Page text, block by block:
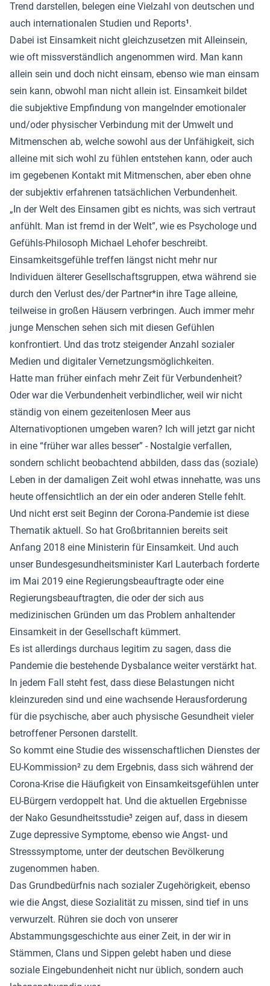
Trend darstellen, belegen eine Vielzahl von deutschen und
auch internationalen Studien und Reports¹.
Dabei ist Einsamkeit nicht gleichzusetzen mit Alleinsein,
wie oft missverständlich angenommen wird. Man kann
allein sein und doch nicht einsam, ebenso wie man einsam
sein kann, obwohl man nicht allein ist. Einsamkeit bildet
die subjektive Empfindung von mangelnder emotionaler
und/oder physischer Verbindung mit der Umwelt und
Mitmenschen ab, welche sowohl aus der Unfähigkeit, sich
alleine mit sich wohl zu fühlen entstehen kann, oder auch
im gegebenen Kontakt mit Mitmenschen, aber eben ohne
der subjektiv erfahrenen tatsächlichen Verbundenheit.
„In der Welt des Einsamen gibt es nichts, was sich vertraut
anfühlt. Man ist fremd in der Welt”, wie es Psychologe und
Gefühls-Philosoph Michael Lehofer beschreibt.
Einsamkeitsgefühle treffen längst nicht mehr nur
Individuen älterer Gesellschaftsgruppen, etwa während sie
durch den Verlust des/der Partner*in ihre Tage alleine,
teilweise in großen Häusern verbringen. Auch immer mehr
junge Menschen sehen sich mit diesen Gefühlen
konfrontiert. Und das trotz steigender Anzahl sozialer
Medien und digitaler Vernetzungsmöglichkeiten.
Hatte man früher einfach mehr Zeit für Verbundenheit?
Oder war die Verbundenheit verbindlicher, weil wir nicht
ständig von einem gezeitenlosen Meer aus
Alternativoptionen umgeben waren? Ich will jetzt gar nicht
in eine “früher war alles besser” - Nostalgie verfallen,
sondern schlicht beobachtend abbilden, dass das (soziale)
Leben in der damaligen Zeit wohl etwas innehatte, was uns
heute offensichtlich an der ein oder anderen Stelle fehlt.
Und nicht erst seit Beginn der Corona-Pandemie ist diese
Thematik aktuell. So hat Großbritannien bereits seit
Anfang 2018 eine Ministerin für Einsamkeit. Und auch
unser Bundesgesundheitsminister Karl Lauterbach forderte
im Mai 2019 eine Regierungsbeauftragte oder eine
Regierungsbeauftragten, die oder der sich aus
medizinischen Gründen um das Problem anhaltender
Einsamkeit in der Gesellschaft kümmert.
Es ist allerdings durchaus legitim zu sagen, dass die
Pandemie die bestehende Dysbalance weiter verstärkt hat.
In jedem Fall steht fest, dass diese Belastungen nicht
kleinzureden sind und eine wachsende Herausforderung
für die psychische, aber auch physische Gesundheit vieler
betroffener Personen darstellt.
So kommt eine Studie des wissenschaftlichen Dienstes der
EU-Kommission² zu dem Ergebnis, dass sich während der
Corona-Krise die Häufigkeit von Einsamkeitsgefühlen unter
EU-Bürgern verdoppelt hat. Und die aktuellen Ergebnisse
der Nako Gesundheitsstudie³ zeigen auf, dass in diesem
Zuge depressive Symptome, ebenso wie Angst- und
Stresssymptome, unter der deutschen Bevölkerung
zugenommen haben.
Das Grundbedürfnis nach sozialer Zugehörigkeit, ebenso
wie die Angst, diese Sozialität zu missen, sind tief in uns
verwurzelt. Rühren sie doch von unserer
Abstammungsgeschichte aus einer Zeit, in der wir in
Stämmen, Clans und Sippen gelebt haben und diese
soziale Eingebundenheit nicht nur üblich, sondern auch